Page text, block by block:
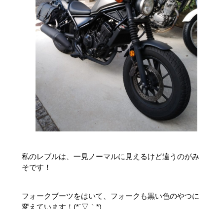
私のレブルは、一見ノーマルに見えるけど違うのがみ
そです！
フォークブーツをはいて、フォークも黒い色のやつに
変えています！(*´▽｀*)